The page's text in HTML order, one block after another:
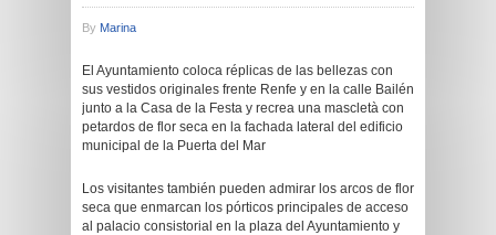
By Marina
El Ayuntamiento coloca réplicas de las bellezas con
sus vestidos originales frente Renfe y en la calle Bailén
junto a la Casa de la Festa y recrea una mascletà con
petardos de flor seca en la fachada lateral del edificio
municipal de la Puerta del Mar
Los visitantes también pueden admirar los arcos de flor
seca que enmarcan los pórticos principales de acceso
al palacio consistorial en la plaza del Ayuntamiento y